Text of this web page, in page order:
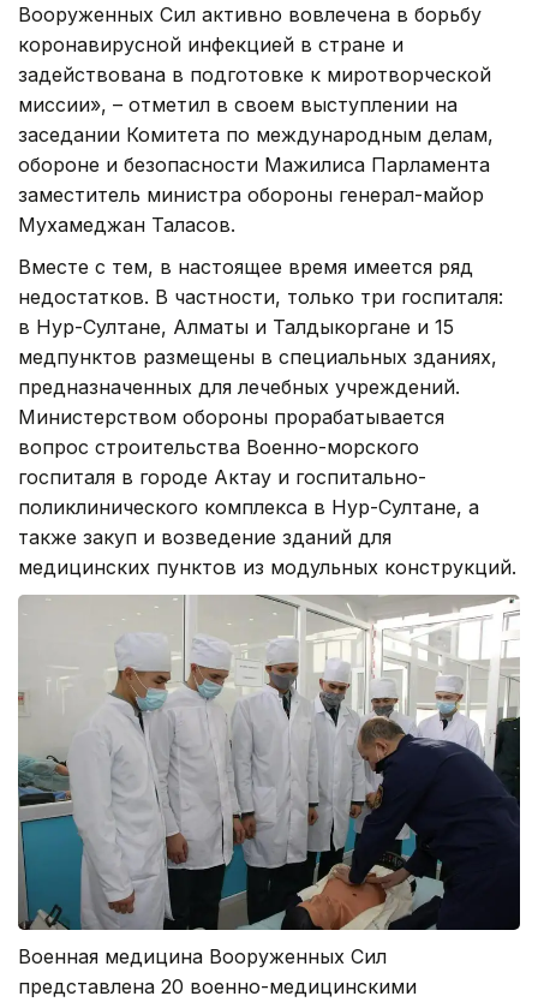
Вооруженных Сил активно вовлечена в борьбу
коронавирусной инфекцией в стране и
задействована в подготовке к миротворческой
миссии», – отметил в своем выступлении на
заседании Комитета по международным делам,
обороне и безопасности Мажилиса Парламента
заместитель министра обороны генерал-майор
Мухамеджан Таласов.
Вместе с тем, в настоящее время имеется ряд
недостатков. В частности, только три госпиталя:
в Нур-Султане, Алматы и Талдыкоргане и 15
медпунктов размещены в специальных зданиях,
предназначенных для лечебных учреждений.
Министерством обороны прорабатывается
вопрос строительства Военно-морского
госпиталя в городе Актау и госпитально-
поликлинического комплекса в Нур-Султане, а
также закуп и возведение зданий для
медицинских пунктов из модульных конструкций.
Военная медицина Вооруженных Сил
представлена 20 военно-медицинскими